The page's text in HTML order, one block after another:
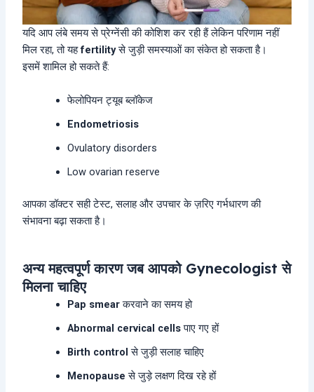
यदि आप लंबे समय से प्रेग्नेंसी की कोशिश कर रही हैं लेकिन परिणाम नहीं
मिल रहा, तो यहfertilityसे जुड़ी समस्याओं का संकेत हो सकता है।
इसमें शामिल हो सकते हैं:
फेलोपियन ट्यूब ब्लॉकेज
Endometriosis
Ovulatory disorders
Low ovarian reserve
आपका डॉक्टर सही टेस्ट, सलाह और उपचार के ज़रिए गर्भधारण की
संभावना बढ़ा सकता है।
अन्य महत्वपूर्ण कारण जब आपको Gynecologist से
मिलना चाहिए
Pap smearकरवाने का समय हो
Abnormal cervical cellsपाए गए हों
Birth control से जुड़ी सलाह चाहिए
Menopause से जुड़े लक्षण दिख रहे हों